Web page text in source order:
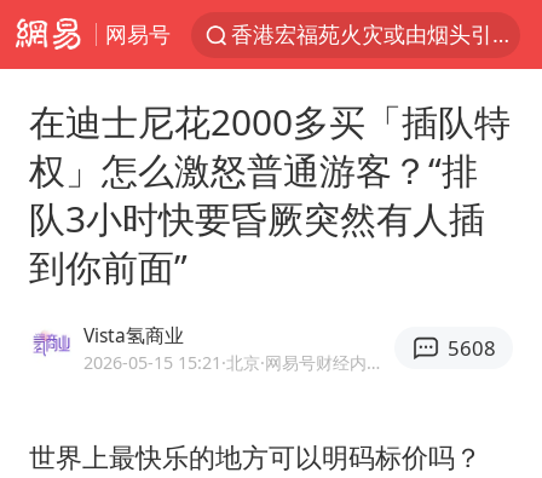
网易号
香港宏福苑火灾或由烟头引起
网约车司机充电时猝死保险拒赔
白海豚将正面袭击贯穿浙江
上半年国内居民出游人次34.63亿
万岁山接盘烂尾恒大文旅城
在迪士尼花2000多买「插队特
权」怎么激怒普通游客？“排
队3小时快要昏厥突然有人插
到你前面”
Vista氢商业
2026-05-15 15:21 ·北京 ·网易号财经内容作者
5608
世界上最快乐的地方可以明码标价吗？